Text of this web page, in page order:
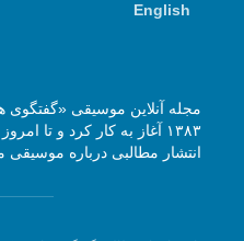
English
۱۳۸۳ آغاز به کار کرد و تا
انتشار مطالبی درباره موسیقی